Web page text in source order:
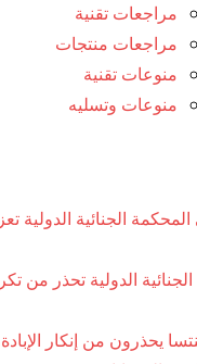
مراجعات تقنية
مراجعات منتجات
منوعات تقنية
منوعات وتسليه
الجنائية الدولية
الدولية تحذر من
يحذرون من إنكار